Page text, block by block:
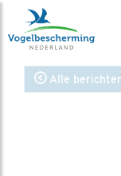
Alle